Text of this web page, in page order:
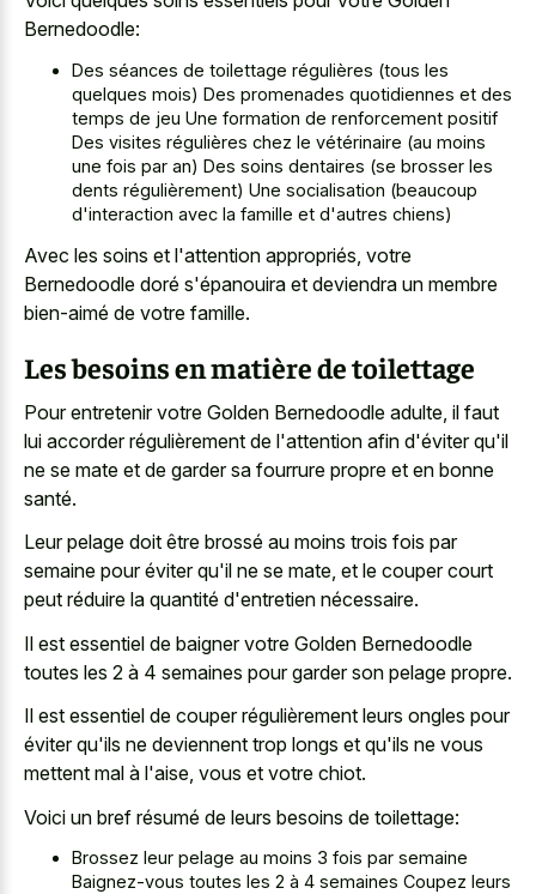
Bernedoodle:
Des séances de toilettage régulières (tous les
quelques mois) Des promenades quotidiennes et des
temps de jeu Une formation de renforcement positif
Des visites régulières chez le vétérinaire (au moins
une fois par an) Des soins dentaires (se brosser les
dents régulièrement) Une socialisation (beaucoup
d'interaction avec la famille et d'autres chiens)
Avec les soins et l'attention appropriés, votre
Bernedoodle doré s'épanouira et deviendra un membre
bien-aimé de votre famille.
Les besoins en matière de toilettage
Pour entretenir votre Golden Bernedoodle adulte, il faut
lui accorder régulièrement de l'attention afin d'éviter qu'il
ne se mate et de garder sa fourrure propre et en bonne
santé.
Leur pelage doit être brossé au moins trois fois par
semaine pour éviter qu'il ne se mate, et le couper court
peut réduire la quantité d'entretien nécessaire.
Il est essentiel de baigner votre Golden Bernedoodle
toutes les 2 à 4 semaines pour garder son pelage propre.
Il est essentiel de couper régulièrement leurs ongles pour
éviter qu'ils ne deviennent trop longs et qu'ils ne vous
mettent mal à l'aise, vous et votre chiot.
Voici un bref résumé de leurs besoins de toilettage:
Brossez leur pelage au moins 3 fois par semaine
Baignez-vous toutes les 2 à 4 semaines Coupez leurs